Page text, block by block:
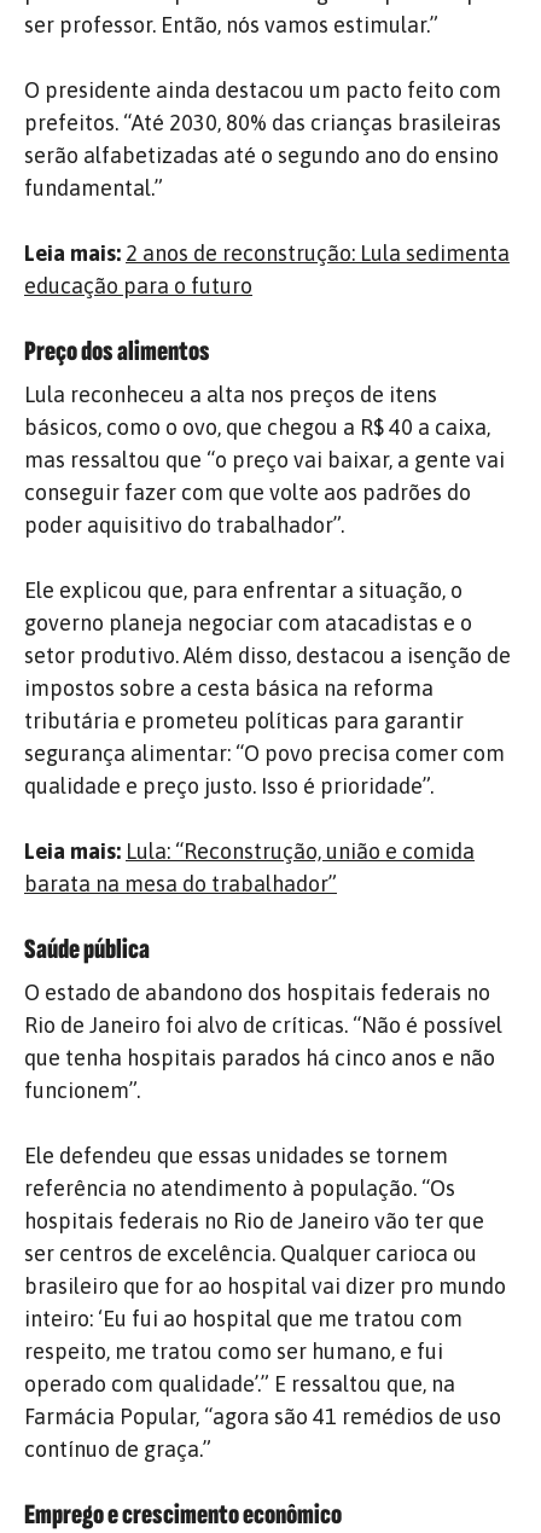
ser professor. Então, nós vamos estimular.”
O presidente ainda destacou um pacto feito com
prefeitos. “Até 2030, 80% das crianças brasileiras
serão alfabetizadas até o segundo ano do ensino
fundamental.”
Leia mais: 2 anos de reconstrução: Lula sedimenta
educação para o futuro
Preço dos alimentos
Lula reconheceu a alta nos preços de itens
básicos, como o ovo, que chegou a R$ 40 a caixa,
mas ressaltou que “o preço vai baixar, a gente vai
conseguir fazer com que volte aos padrões do
poder aquisitivo do trabalhador”.
Ele explicou que, para enfrentar a situação, o
governo planeja negociar com atacadistas e o
setor produtivo. Além disso, destacou a isenção de
impostos sobre a cesta básica na reforma
tributária e prometeu políticas para garantir
segurança alimentar: “O povo precisa comer com
qualidade e preço justo. Isso é prioridade”.
Leia mais: Lula: “Reconstrução, união e comida
barata na mesa do trabalhador”
Saúde pública
O estado de abandono dos hospitais federais no
Rio de Janeiro foi alvo de críticas. “Não é possível
que tenha hospitais parados há cinco anos e não
funcionem”.
Ele defendeu que essas unidades se tornem
referência no atendimento à população. “Os
hospitais federais no Rio de Janeiro vão ter que
ser centros de excelência. Qualquer carioca ou
brasileiro que for ao hospital vai dizer pro mundo
inteiro: ‘Eu fui ao hospital que me tratou com
respeito, me tratou como ser humano, e fui
operado com qualidade’.” E ressaltou que, na
Farmácia Popular, “agora são 41 remédios de uso
contínuo de graça.”
Emprego e crescimento econômico